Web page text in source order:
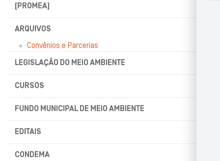
(PROMEA)
ARQUIVOS
Convênios e Parcerias
LEGISLAÇÃO DO MEIO AMBIENTE
CURSOS
FUNDO MUNICIPAL DE MEIO AMBIENTE
EDITAIS
CONDEMA